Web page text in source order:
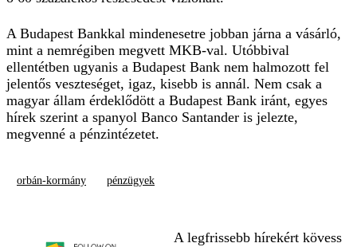
A Budapest Bankkal mindenesetre jobban járna a vásárló,
mint a nemrégiben megvett MKB-val. Utóbbival
ellentétben ugyanis a Budapest Bank nem halmozott fel
jelentős veszteséget, igaz, kisebb is annál. Nem csak a
magyar állam érdeklődött a Budapest Bank iránt, egyes
hírek szerint a spanyol Banco Santander is jelezte,
megvenné a pénzintézetet.
orbán-kormány pénzügyek
A legfrissebb hírekért kövess